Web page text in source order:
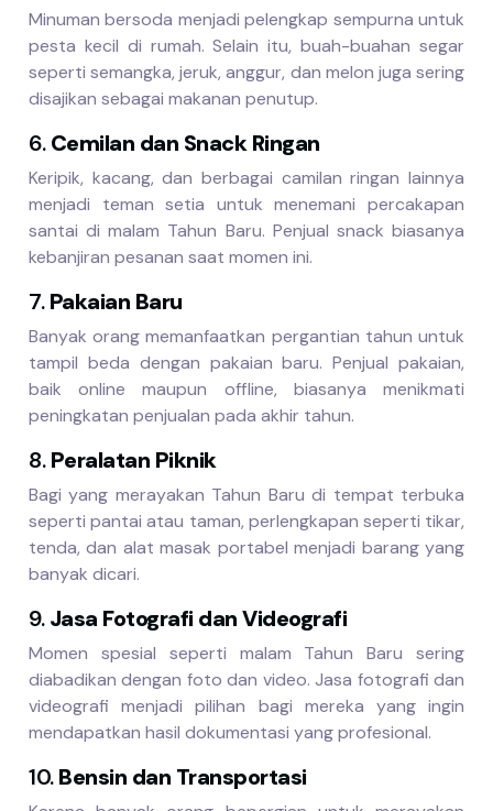
Minuman bersoda menjadi pelengkap sempurna untuk
pesta kecil di rumah. Selain itu, buah-buahan segar
seperti semangka, jeruk, anggur, dan melon juga sering
disajikan sebagai makanan penutup.
6.Cemilan dan Snack Ringan
Keripik, kacang, dan berbagai camilan ringan lainnya
menjadi teman setia untuk menemani percakapan
santai di malam Tahun Baru. Penjual snack biasanya
kebanjiran pesanan saat momen ini.
7.Pakaian Baru
Banyak orang memanfaatkan pergantian tahun untuk
tampil beda dengan pakaian baru. Penjual pakaian,
baik online maupun offline, biasanya menikmati
peningkatan penjualan pada akhir tahun.
8.Peralatan Piknik
Bagi yang merayakan Tahun Baru di tempat terbuka
seperti pantai atau taman, perlengkapan seperti tikar,
tenda, dan alat masak portabel menjadi barang yang
banyak dicari.
9.Jasa Fotografi dan Videografi
Momen spesial seperti malam Tahun Baru sering
diabadikan dengan foto dan video. Jasa fotografi dan
videografi menjadi pilihan bagi mereka yang ingin
mendapatkan hasil dokumentasi yang profesional.
10.Bensin dan Transportasi